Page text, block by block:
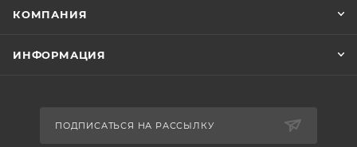
КОМПАНИЯ
ИНФОРМАЦИЯ
ПОДПИСАТЬСЯ НА РАССЫЛКУ